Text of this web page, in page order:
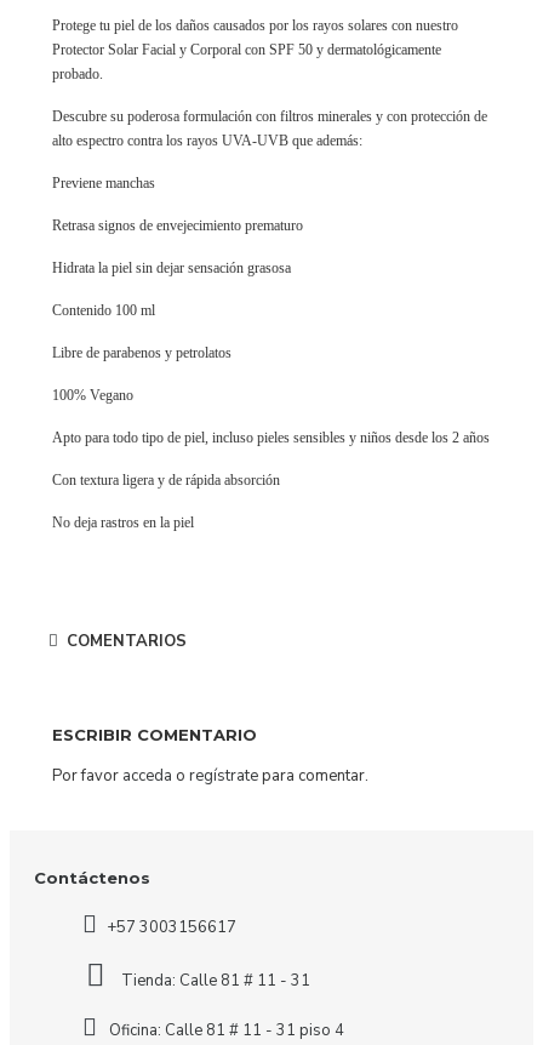
Protege tu piel de los daños causados por los rayos solares con nuestro
Protector Solar Facial y Corporal con SPF 50 y dermatológicamente
probado.
Descubre su poderosa formulación con filtros minerales y con protección de
alto espectro contra los rayos UVA-UVB que además:
Previene manchas
Retrasa signos de envejecimiento prematuro
Hidrata la piel sin dejar sensación grasosa
Contenido 100 ml
Libre de parabenos y petrolatos
100% Vegano
Apto para todo tipo de piel, incluso pieles sensibles y niños desde los 2 años
Con textura ligera y de rápida absorción
No deja rastros en la piel
COMENTARIOS
ESCRIBIR COMENTARIO
Por favor acceda o regístratepara comentar.
Contáctenos
+57 3003156617
Tienda: Calle 81 # 11 - 31
Oficina: Calle 81 # 11 - 31 piso 4